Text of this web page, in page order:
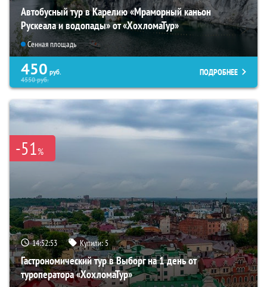
Автобусный тур в Карелию «Мраморный каньон
Рускеала и водопады» от «ХохломаТур»
Сенная площадь
450 руб.
4550руб.
ПОДРОБНЕЕ
-51%
14:52:52 Купили:5
Гастрономический тур в Выборг на 1 день от
туроператора «ХохломаТур»